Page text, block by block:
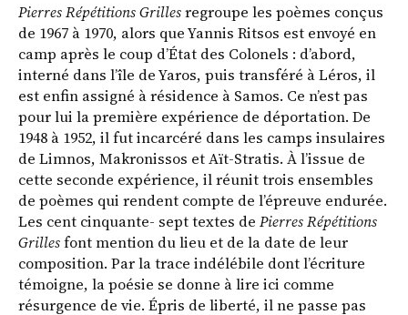
Pierres Répétitions Grillesregroupe les poèmes conçus
de 1967 à 1970, alors que Yannis Ritsos est envoyé en
camp après le coup d’État des Colonels : d’abord,
interné dans l’île de Yaros, puis transféré à Léros, il
est enfin assigné à résidence à Samos. Ce n’est pas
pour lui la première expérience de déportation. De
1948 à 1952, il fut incarcéré dans les camps insulaires
de Limnos, Makronissos et Aït-Stratis. À l’issue de
cette seconde expérience, il réunit trois ensembles
de poèmes qui rendent compte de l’épreuve endurée.
Les cent cinquante- sept textes de Pierres Répétitions
Grillesfont mention du lieu et de la date de leur
composition. Par la trace indélébile dont l’écriture
témoigne, la poésie se donne à lire ici comme
résurgence de vie. Épris de liberté, il ne passe pas